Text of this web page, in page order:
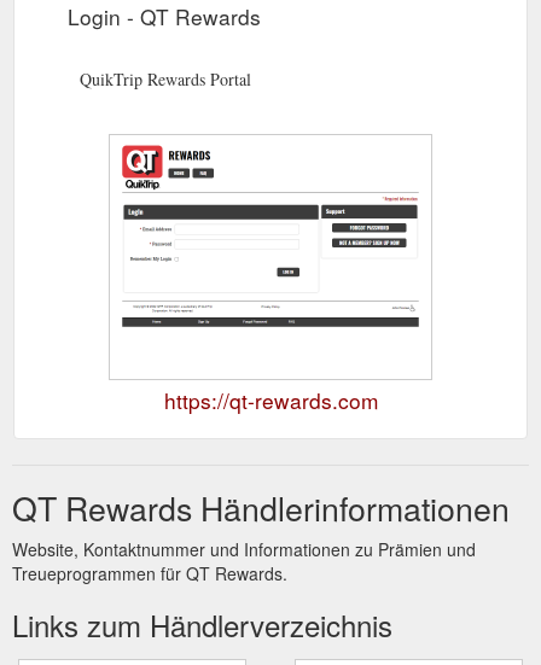
Login - QT Rewards
QuikTrip Rewards Portal
https://qt-rewards.com
QT Rewards Händlerinformationen
Website, Kontaktnummer und Informationen zu Prämien und
Treueprogrammen für QT Rewards.
Links zum Händlerverzeichnis